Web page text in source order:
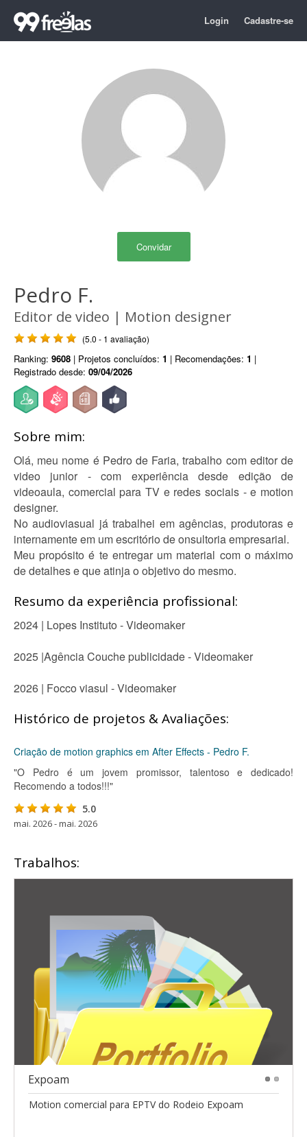
Login Cadastre-se
Convidar
Pedro F.
Editor de video | Motion designer
(5.0 - 1 avaliação)
Ranking: 9608 | Projetos concluídos: 1 | Recomendações: 1 |
Registrado desde: 09/04/2026
Sobre mim:
Olá, meu nome é Pedro de Faria, trabalho com editor de
video junior - com experiência desde edição de
videoaula, comercial para TV e redes sociais - e motion
designer.
No audioviasual já trabalhei em agências, produtoras e
internamente em um escritório de onsultoria empresarial.
Meu propósito é te entregar um material com o máximo
de detalhes e que atinja o objetivo do mesmo.
Resumo da experiência profissional:
2024 | Lopes Instituto - Videomaker
2025 |Agência Couche publicidade - Videomaker
2026 | Focco viasul - Videomaker
Histórico de projetos & Avaliações:
Criação de motion graphics em After Effects - Pedro F.
"O Pedro é um jovem promissor, talentoso e dedicado!
Recomendo a todos!!!"
5.0
mai. 2026 - mai. 2026
Trabalhos:
Expoam
Motion comercial para EPTV do Rodeio Expoam